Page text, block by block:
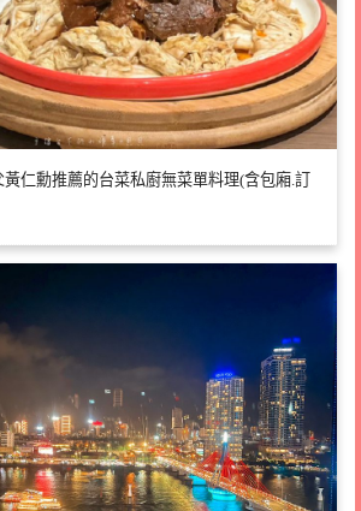
仁勳推薦的台菜私廚無菜單料理(含包廂.訂